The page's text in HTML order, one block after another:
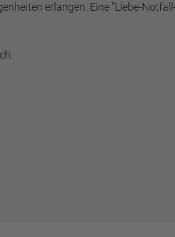
erlangen. Eine "Liebe-